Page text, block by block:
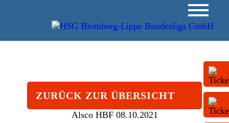
ZURÜCK ZUR ÜBERSICHT
Alsco HBF 08.10.2021